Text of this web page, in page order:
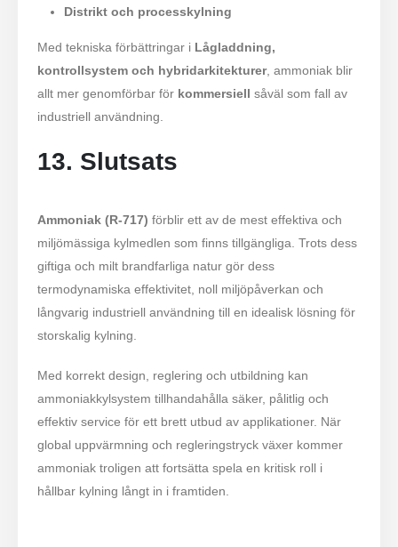
Distrikt och processkylning
Med tekniska förbättringar i Lågladdning,
kontrollsystem och hybridarkitekturer, ammoniak blir
allt mer genomförbar för kommersiell såväl som fall av
industriell användning.
13. Slutsats
Ammoniak (R-717) förblir ett av de mest effektiva och
miljömässiga kylmedlen som finns tillgängliga. Trots dess
giftiga och milt brandfarliga natur gör dess
termodynamiska effektivitet, noll miljöpåverkan och
långvarig industriell användning till en idealisk lösning för
storskalig kylning.
Med korrekt design, reglering och utbildning kan
ammoniakkylsystem tillhandahålla säker, pålitlig och
effektiv service för ett brett utbud av applikationer. När
global uppvärmning och regleringstryck växer kommer
ammoniak troligen att fortsätta spela en kritisk roll i
hållbar kylning långt in i framtiden.